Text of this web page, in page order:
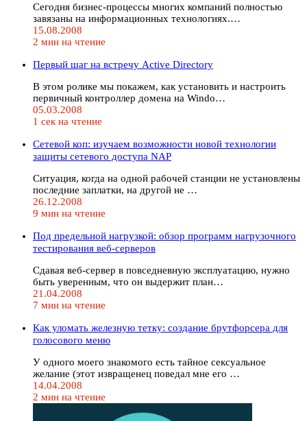
Сегодня бизнес-процессы многих компаний полностью
завязаны на информационных технологиях.…
15.08.2008
2 мин на чтение
Первый шаг на встречу Active Directory
В этом ролике мы покажем, как установить и настроить
первичный контроллер домена на Windo…
05.03.2008
1 сек на чтение
Сетевой коп: изучаем возможности новой технологии
защиты сетевого доступа NAP
Ситуация, когда на одной рабочей станции не установлены
последние заплатки, на другой не …
26.12.2008
9 мин на чтение
Под предельной нагрузкой: обзор программ нагрузочного
тестирования веб-серверов
Сдавая веб-сервер в повседневную эксплуатацию, нужно
быть уверенным, что он выдержит план…
21.04.2008
7 мин на чтение
Как уломать железную тетку: создание брутфорсера для
голосового меню
У одного моего знакомого есть тайное сексуальное
желание (этот извращенец поведал мне его …
14.04.2008
2 мин на чтение